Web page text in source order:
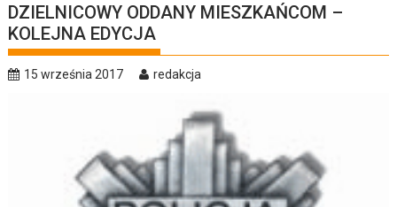
DZIELNICOWY ODDANY MIESZKAŃCOM –
KOLEJNA EDYCJA
15 września 2017 redakcja